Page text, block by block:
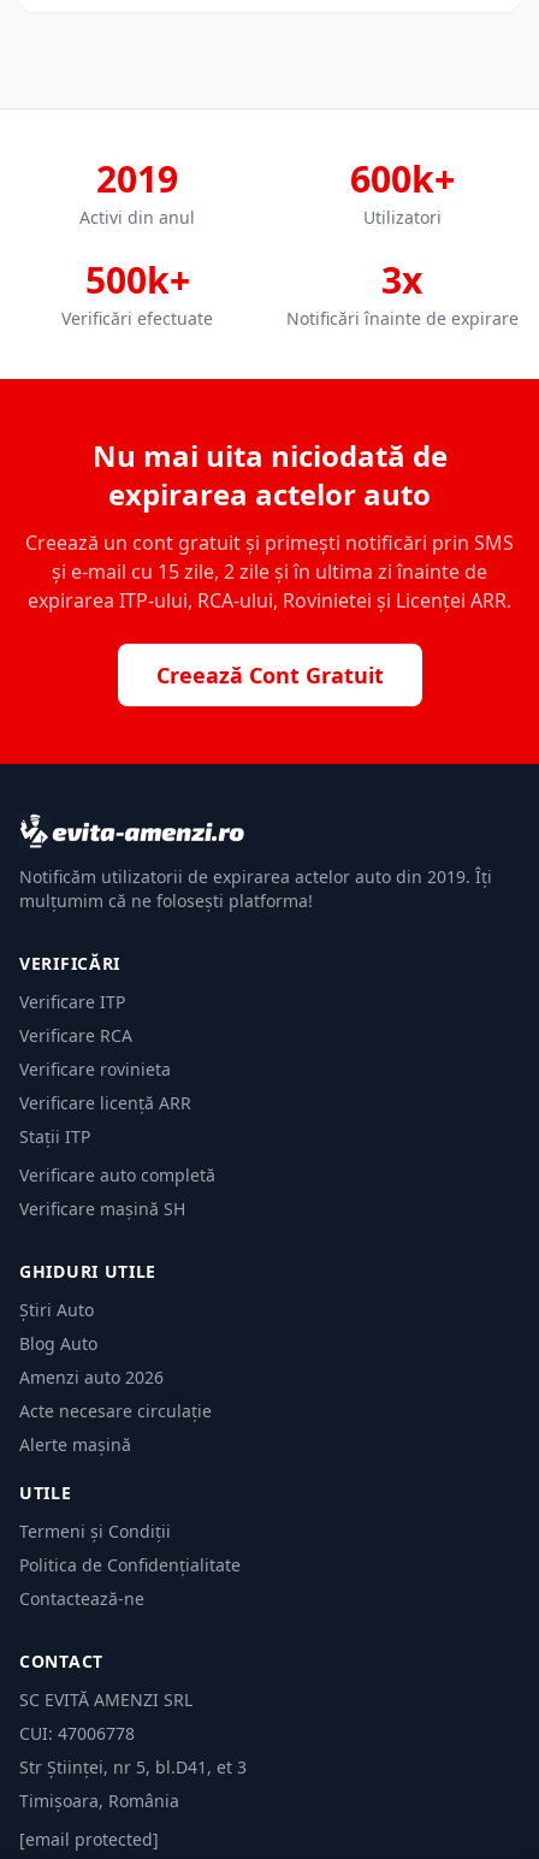
2019
Activi din anul
600k+
Utilizatori
500k+
Verificări efectuate
3x
Notificări înainte de expirare
Nu mai uita niciodată de
expirarea actelor auto
Creează un cont gratuit și primești notificări prin SMS
și e-mail cu 15 zile, 2 zile și în ultima zi înainte de
expirarea ITP-ului, RCA-ului, Rovinietei și Licenței ARR.
Creează Cont Gratuit
Notificăm utilizatorii de expirarea actelor auto din 2019. Îți
mulțumim că ne folosești platforma!
VERIFICĂRI
Verificare ITP
Verificare RCA
Verificare rovinieta
Verificare licență ARR
Stații ITP
Verificare auto completă
Verificare mașină SH
GHIDURI UTILE
Știri Auto
Blog Auto
Amenzi auto 2026
Acte necesare circulație
Alerte mașină
UTILE
Termeni și Condiții
Politica de Confidențialitate
Contactează-ne
CONTACT
SC EVITĂ AMENZI SRL
CUI: 47006778
Str Științei, nr 5, bl.D41, et 3
Timișoara, România
[email protected]